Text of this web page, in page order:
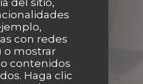
con redes
o mostrar
contenidos
Haga clic
CAEN((abre en una nueva
: